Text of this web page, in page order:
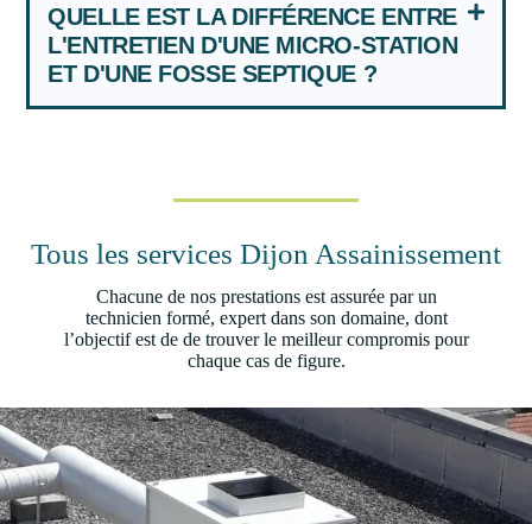
QUELLE EST LA DIFFÉRENCE ENTRE
L'ENTRETIEN D'UNE MICRO-STATION
ET D'UNE FOSSE SEPTIQUE ?
Tous les services Dijon Assainissement
Chacune de nos prestations est assurée par un
technicien formé, expert dans son domaine, dont
l’objectif est de de trouver le meilleur compromis pour
chaque cas de figure.